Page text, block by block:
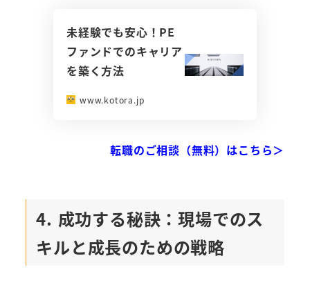
未経験でも安心！PE
ファンドでのキャリア
を築く方法
www.kotora.jp
転職のご相談（無料）はこちら＞
4. 成功する秘訣：現場でのス
キルと成長のための戦略